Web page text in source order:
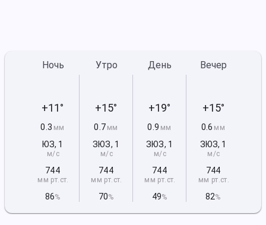
Ночь
+11°
0.3 мм
ЮЗ, 1
м/с
744
мм рт.ст.
86%
Утро
+15°
0.7 мм
ЗЮЗ, 1
м/с
744
мм рт.ст.
70%
День
+19°
0.9 мм
ЗЮЗ, 1
м/с
744
мм рт.ст.
49%
Вечер
+15°
0.6 мм
ЗЮЗ, 1
м/с
744
мм рт.ст.
82%